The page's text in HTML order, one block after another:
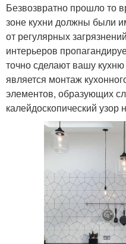
Безвозвратно прошло то
зоне кухни должны были
от регулярных
интерьеров
точно сделают вашу
является монтаж
элементов, образующих
калейдоскопический узор